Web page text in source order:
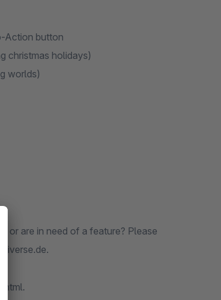
Action button
christmas holidays)
worlds)
or are in need of a feature? Please